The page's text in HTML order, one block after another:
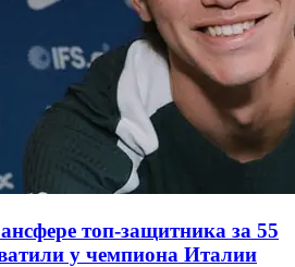
топ-защитника за 55
у чемпиона Италии